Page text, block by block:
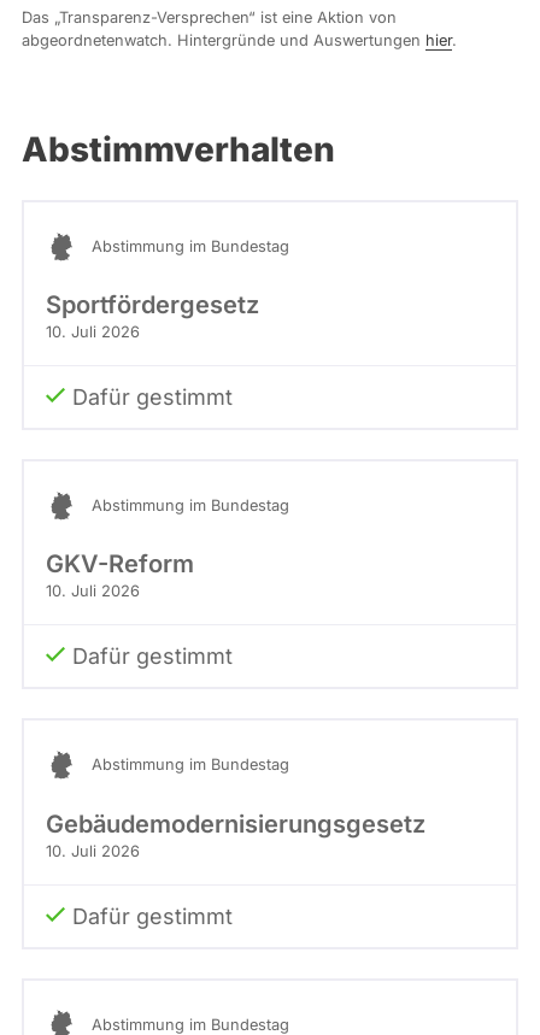
Das „Transparenz-Versprechen“ ist eine Aktion von
abgeordnetenwatch. Hintergründe und Auswertungen hier.
Abstimmverhalten
Abstimmung im Bundestag
Sportfördergesetz
10. Juli 2026
Dafür gestimmt
Abstimmung im Bundestag
GKV-Reform
10. Juli 2026
Dafür gestimmt
Abstimmung im Bundestag
Gebäudemodernisierungsgesetz
10. Juli 2026
Dafür gestimmt
Abstimmung im Bundestag